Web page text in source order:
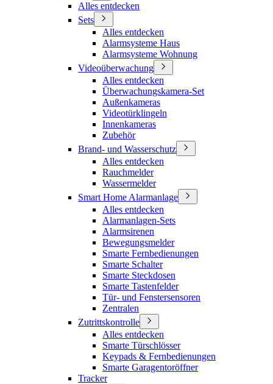
Alles entdecken
Sets
Alles entdecken
Alarmsysteme Haus
Alarmsysteme Wohnung
Videoüberwachung
Alles entdecken
Überwachungskamera-Set
Außenkameras
Videotürklingeln
Innenkameras
Zubehör
Brand- und Wasserschutz
Alles entdecken
Rauchmelder
Wassermelder
Smart Home Alarmanlage
Alles entdecken
Alarmanlagen-Sets
Alarmsirenen
Bewegungsmelder
Smarte Fernbedienungen
Smarte Schalter
Smarte Steckdosen
Smarte Tastenfelder
Tür- und Fenstersensoren
Zentralen
Zutrittskontrolle
Alles entdecken
Smarte Türschlösser
Keypads & Fernbedienungen
Smarte Garagentoröffner
Tracker